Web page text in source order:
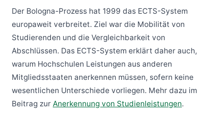
Der Bologna-Prozess hat 1999 das ECTS-System
europaweit verbreitet. Ziel war die Mobilität von
Studierenden und die Vergleichbarkeit von
Abschlüssen. Das ECTS-System erklärt daher auch,
warum Hochschulen Leistungen aus anderen
Mitgliedsstaaten anerkennen müssen, sofern keine
wesentlichen Unterschiede vorliegen. Mehr dazu im
Beitrag zur Anerkennung von Studienleistungen.